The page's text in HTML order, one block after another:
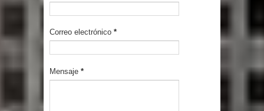
Correo electrónico *
Mensaje *